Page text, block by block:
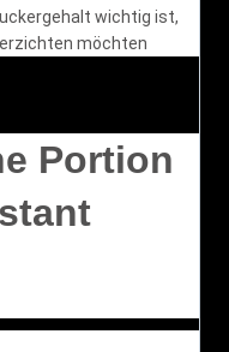
wichtig ist,
möchten
Portion